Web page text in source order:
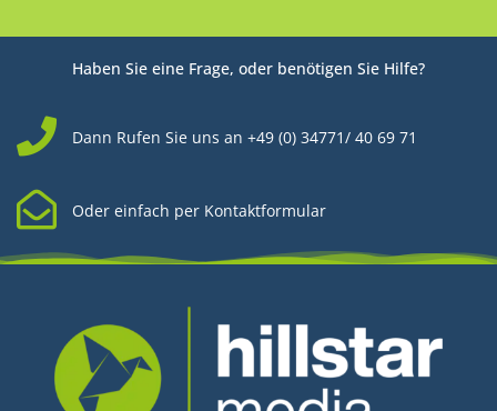
Haben Sie eine Frage, oder benötigen Sie Hilfe?
Dann Rufen Sie uns an +49 (0) 34771/ 40 69 71
Oder einfach per Kontaktformular